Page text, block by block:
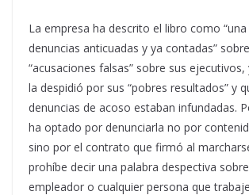
La empresa ha descrito el libro como
denuncias anticuadas y ya contadas”
“acusaciones falsas” sobre sus
la despidió por sus “pobres resultados” y
denuncias de acoso estaban infundadas.
ha optado por denunciarla no por
sino por el contrato que firmó al
prohíbe decir una palabra despectiva
empleador o cualquier persona que